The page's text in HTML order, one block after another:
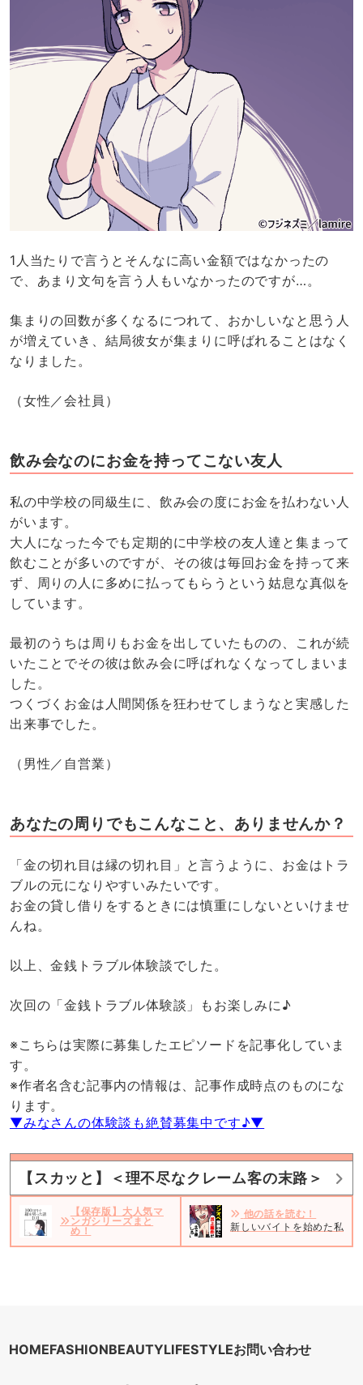
1人当たりで言うとそんなに高い金額ではなかったの
で、あまり文句を言う人もいなかったのですが…。
集まりの回数が多くなるにつれて、おかしいなと思う人
が増えていき、結局彼女が集まりに呼ばれることはなく
なりました。
（女性／会社員）
飲み会なのにお金を持ってこない友人
私の中学校の同級生に、飲み会の度にお金を払わない人
がいます。
大人になった今でも定期的に中学校の友人達と集まって
飲むことが多いのですが、その彼は毎回お金を持って来
ず、周りの人に多めに払ってもらうという姑息な真似を
しています。
最初のうちは周りもお金を出していたものの、これが続
いたことでその彼は飲み会に呼ばれなくなってしまいま
した。
つくづくお金は人間関係を狂わせてしまうなと実感した
出来事でした。
（男性／自営業）
あなたの周りでもこんなこと、ありませんか？
「金の切れ目は縁の切れ目」と言うように、お金はトラ
ブルの元になりやすいみたいです。
お金の貸し借りをするときには慎重にしないといけませ
んね。
以上、金銭トラブル体験談でした。
次回の「金銭トラブル体験談」もお楽しみに♪
※こちらは実際に募集したエピソードを記事化していま
す。
※作者名含む記事内の情報は、記事作成時点のものにな
ります。
▼みなさんの体験談も絶賛募集中です♪▼
【スカッと】＜理不尽なクレーム客の末路＞
【保存版】大人気マ
ンガシリーズまと
め！
他の話を読む！
新しいバイトを始めた私。
HOMEFASHIONBEAUTYLIFESTYLEお問い合わせ